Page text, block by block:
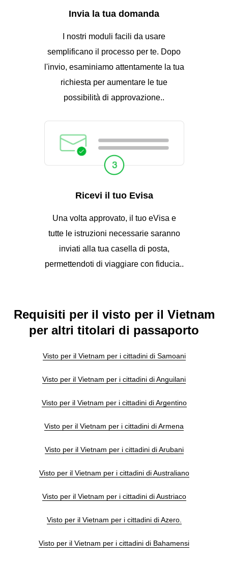
Invia la tua domanda
I nostri moduli facili da usare
semplificano il processo per te. Dopo
l'invio, esaminiamo attentamente la tua
richiesta per aumentare le tue
possibilità di approvazione..
Ricevi il tuo Evisa
Una volta approvato, il tuo eVisa e
tutte le istruzioni necessarie saranno
inviati alla tua casella di posta,
permettendoti di viaggiare con fiducia..
Requisiti per il visto per il Vietnam
per altri titolari di passaporto
Visto per il Vietnam per i cittadini di Samoani
Visto per il Vietnam per i cittadini di Anguilani
Visto per il Vietnam per i cittadini di Argentino
Visto per il Vietnam per i cittadini di Armena
Visto per il Vietnam per i cittadini di Arubani
Visto per il Vietnam per i cittadini di Australiano
Visto per il Vietnam per i cittadini di Austriaco
Visto per il Vietnam per i cittadini di Azero.
Visto per il Vietnam per i cittadini di Bahamensi